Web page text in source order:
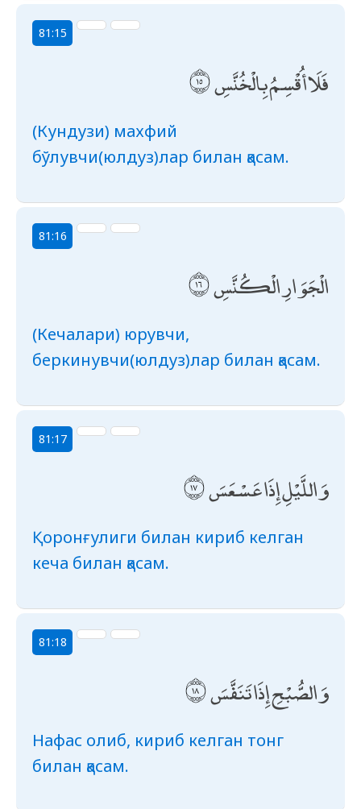
81:15
فَلَا أُقْسِمُ بِالْخُنَّسِ
(Кундузи) махфий
бўлувчи(юлдуз)лар билан қасам.
81:16
الْجَوَارِ الْكُنَّسِ
(Кечалари) юрувчи,
беркинувчи(юлдуз)лар билан қасам.
81:17
وَاللَّيْلِ إِذَا عَسْعَسَ
Қоронғулиги билан кириб келган
кеча билан қасам.
81:18
وَالصُّبْحِ إِذَا تَنَفَّسَ
Нафас олиб, кириб келган тонг
билан қасам.